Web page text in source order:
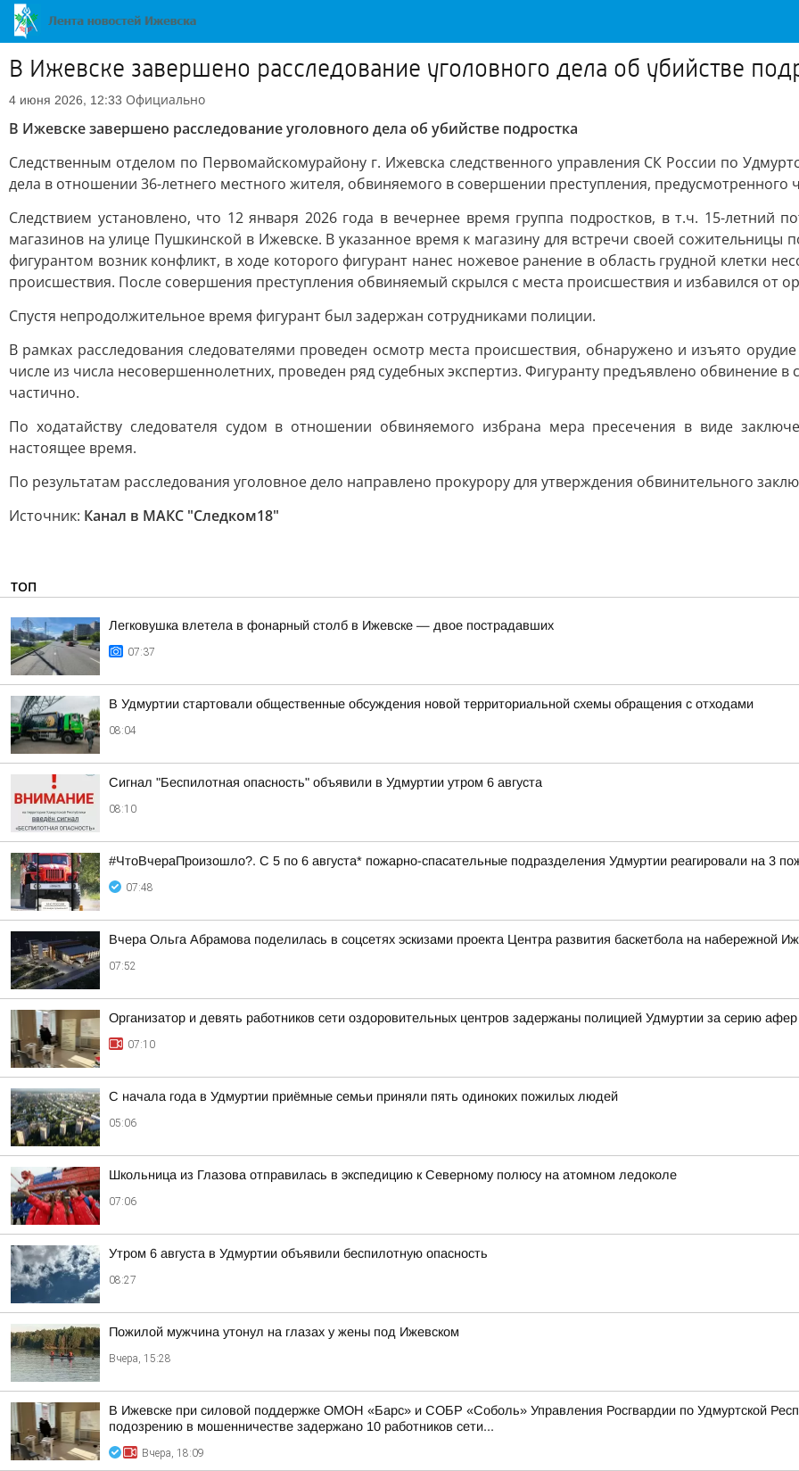
В Ижевске завершено расследование уголовного дела об убийстве
4 июня 2026, 12:33 Официально
В Ижевске завершено расследование уголовного дела об убийстве подростка
Следственным отделом по Первомайскомурайону г. Ижевска следственного управления СК России по
дела в отношении 36-летнего местного жителя, обвиняемого в совершении преступления, предусмотренного
Следствием установлено, что 12 января 2026 года в вечернее время группа подростков, в т.ч. 15-летний
магазинов на улице Пушкинской в Ижевске. В указанное время к магазину для встречи своей
фигурантом возник конфликт, в ходе которого фигурант нанес ножевое ранение в область грудной клетки
происшествия. После совершения преступления обвиняемый скрылся с места происшествия и избавился от
Спустя непродолжительное время фигурант был задержан сотрудниками полиции.
В рамках расследования следователями проведен осмотр места происшествия, обнаружено и изъято
числе из числа несовершеннолетних, проведен ряд судебных экспертиз. Фигуранту предъявлено обвинение
частично.
По ходатайству следователя судом в отношении обвиняемого избрана мера пресечения в виде
настоящее время.
По результатам расследования уголовное дело направлено прокурору для утверждения обвинительного
Источник: Канал в МАКС "Следком18"
ТОП
Легковушка влетела в фонарный столб в Ижевске — двое пострадавших
07:37
В Удмуртии стартовали общественные обсуждения новой территориальной схемы обращения с отходами
08:04
Сигнал "Беспилотная опасность" объявили в Удмуртии утром 6 августа
08:10
#ЧтоВчераПроизошло?. С 5 по 6 августа* пожарно-спасательные подразделения Удмуртии реагировали на 3
07:48
Вчера Ольга Абрамова поделилась в соцсетях эскизами проекта Центра развития баскетбола на набережной
07:52
Организатор и девять работников сети оздоровительных центров задержаны полицией Удмуртии за серию афер
07:10
С начала года в Удмуртии приёмные семьи приняли пять одиноких пожилых людей
05:06
Школьница из Глазова отправилась в экспедицию к Северному полюсу на атомном ледоколе
07:06
Утром 6 августа в Удмуртии объявили беспилотную опасность
08:27
Пожилой мужчина утонул на глазах у жены под Ижевском
Вчера, 15:28
В Ижевске при силовой поддержке ОМОН «Барс» и СОБР «Соболь» Управления Росгвардии по Удмуртской
подозрению в мошенничестве задержано 10 работников сети...
Вчера, 18:09